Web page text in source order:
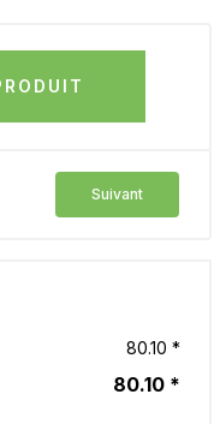
Suivant
80.10 *
80.10 *